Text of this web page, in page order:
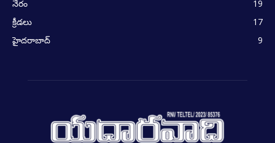
నేరం
19
క్రీడలు
17
హైదరాబాద్
9